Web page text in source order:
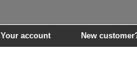
Your account New